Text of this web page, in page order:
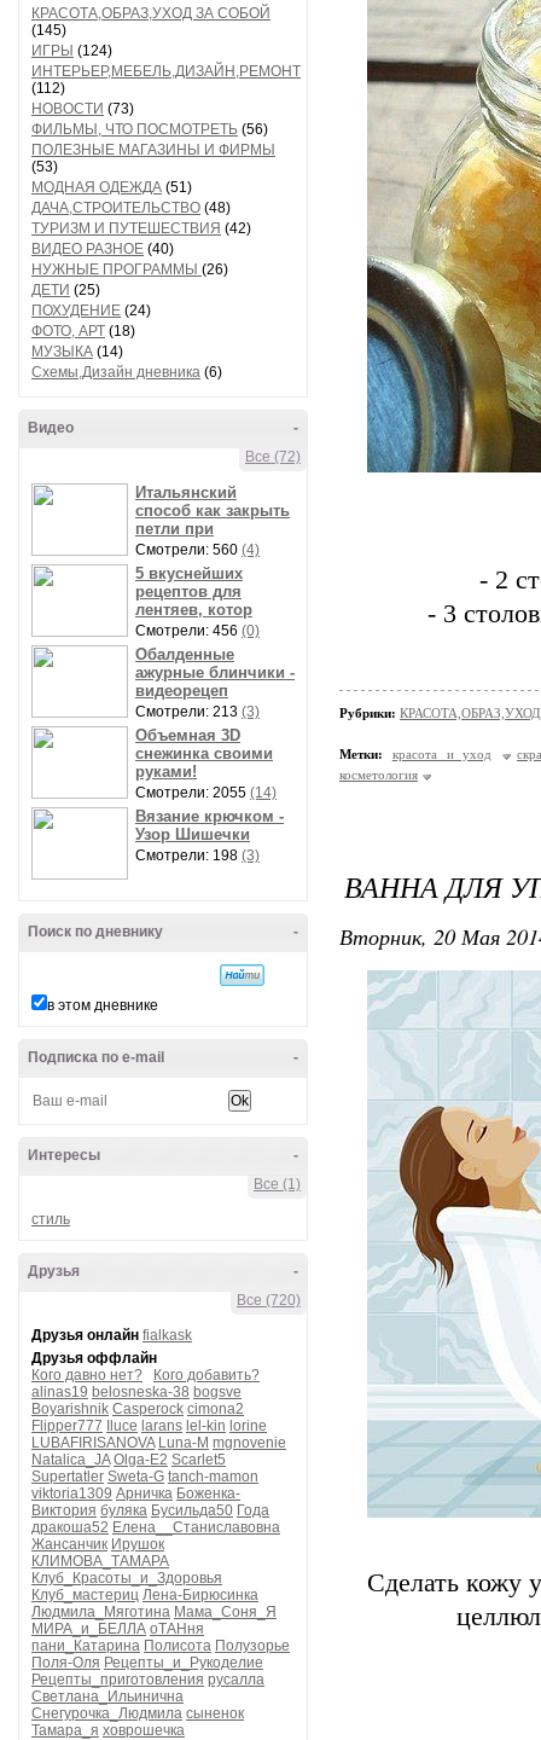
КРАСОТА,ОБРАЗ,УХОД ЗА СОБОЙ
(145)
ИГРЫ (124)
ИНТЕРЬЕР,МЕБЕЛЬ,ДИЗАЙН,РЕМОНТ
(112)
НОВОСТИ (73)
ФИЛЬМЫ, ЧТО ПОСМОТРЕТЬ (56)
ПОЛЕЗНЫЕ МАГАЗИНЫ И ФИРМЫ
(53)
МОДНАЯ ОДЕЖДА (51)
ДАЧА,СТРОИТЕЛЬСТВО (48)
ТУРИЗМ И ПУТЕШЕСТВИЯ (42)
ВИДЕО РАЗНОЕ (40)
НУЖНЫЕ ПРОГРАММЫ (26)
ДЕТИ (25)
ПОХУДЕНИЕ (24)
ФОТО, АРТ (18)
МУЗЫКА (14)
Схемы,Дизайн дневника (6)
-
Видео
Все (72)
Итальянский
способ как закрыть
петли при
Смотрели: 560 (4)
5 вкуснейших
рецептов для
лентяев, котор
Смотрели: 456 (0)
Обалденные
ажурные блинчики -
видеорецеп
Смотрели: 213 (3)
Объемная 3D
снежинка своими
руками!
Смотрели: 2055 (14)
Вязание крючком -
Узор Шишечки
Смотрели: 198 (3)
-
Поиск по дневнику
в этом дневнике
-
Подписка по e-mail
-
Интересы
Все (1)
стиль
-
Друзья
Все (720)
Друзья онлайн fialkask
Друзья оффлайн
Кого давно нет?
Кого добавить?
alinas19 belosneska-38 bogsve
Boyarishnik Casperock cimona2
Flipper777
Iluce larans lel-kin lorine
LUBAFIRISANOVA Luna-M mgnovenie
Natalica_JA Olga-E2 Scarlet5
Supertatler Sweta-G tanch-mamon
viktoria1309 Арничка Боженка-
Виктория буляка Бусильда50 Года
дракоша52 Елена__Станиславовна
Жансанчик Ирушок
КЛИМОВА_ТАМАРА
Клуб_Красоты_и_Здоровья
Клуб_мастериц Лена-Бирюсинка
Людмила_Мяготина Мама_Соня_Я
МИРА_и_БЕЛЛА оТАНня
пани_Катарина Полисота Полузорье
Поля-Оля Рецепты_и_Рукоделие
Рецепты_приготовления русалла
Светлана_Ильинична
Снегурочка_Людмила сыненок
Тамара_я ховрошечка
- 2
- 3
Рубрики:
Метки: красота и уход
косметология
ВАННА ДЛЯ
Вторник, 20 Мая
Сделать кожу